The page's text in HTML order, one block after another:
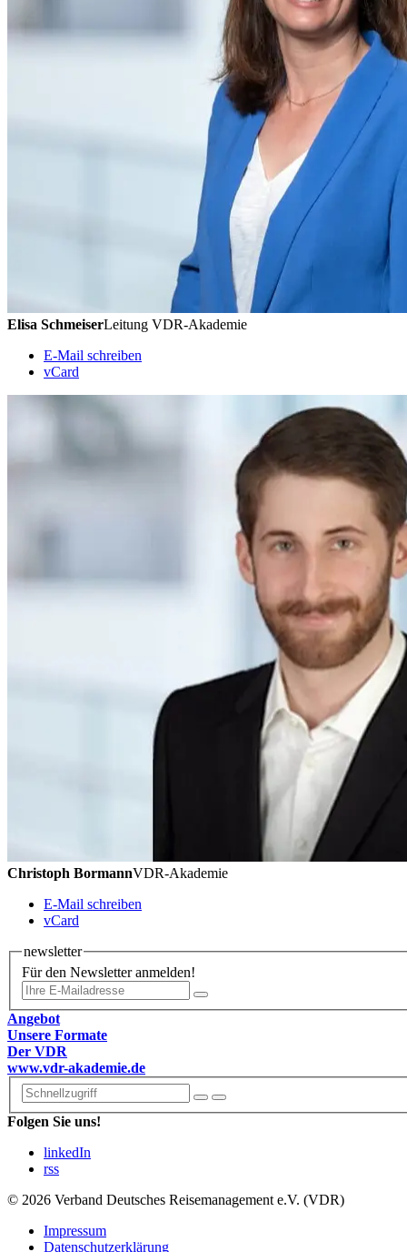
Elisa SchmeiserLeitung VDR-Akademie
E-Mail schreiben
vCard
Christoph BormannVDR-Akademie
E-Mail schreiben
vCard
newsletter
Für den Newsletter anmelden!
Angebot
Unsere Formate
Der VDR
www.vdr-akademie.de
Folgen Sie uns!
linkedIn
rss
© 2026 Verband Deutsches Reisemanagement e.V. (VDR)
Impressum
Datenschutzerklärung